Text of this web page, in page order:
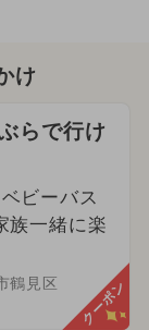
け
らで行け
ビーバス
族一緒に楽
鶴見区 クーポン